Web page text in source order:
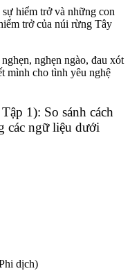
hiểm trở và những con
trở của núi rừng Tây
nghẹn ngào, đau xót
mình cho tình yêu nghệ
1): So sánh cách
các ngữ liệu dưới
dịch)